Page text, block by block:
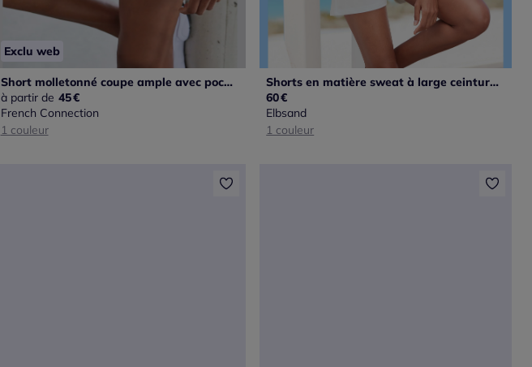
Exclu web
Short molletonné coupe ample avec poches latérales pratiques
à partir de 45€
French Connection
1 couleur
Shorts en matière sweat à large ceinture et coulisse
60€
Elbsand
1 couleur